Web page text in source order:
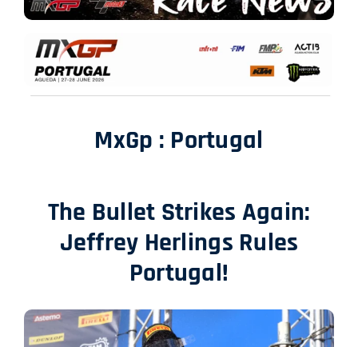
SHOP
ENGLISH
MxGp : Portugal
The Bullet Strikes Again:
Jeffrey Herlings Rules
Portugal!